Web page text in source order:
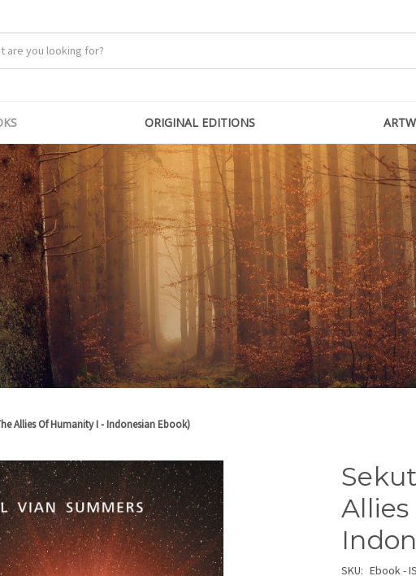
ORIGINAL EDITIONS
Allies Of Humanity I - Indonesian Ebook)
SKU: Ebook -